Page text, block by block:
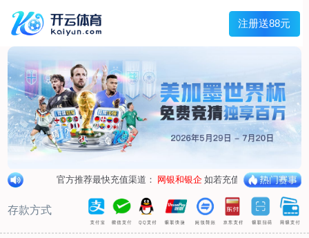
Menu
网站首页
关于我们
产品中心
荣誉资质
厂区设备
人才招聘
新闻中心
销售网点